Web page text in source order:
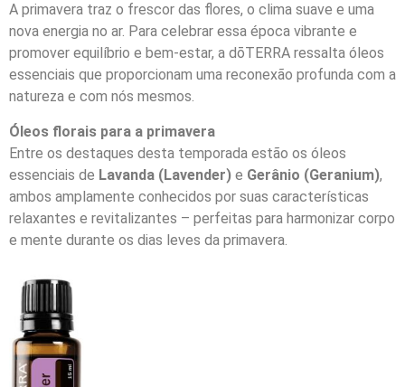
A primavera traz o frescor das flores, o clima suave e uma
nova energia no ar. Para celebrar essa época vibrante e
promover equilíbrio e bem-estar, a dōTERRA ressalta óleos
essenciais que proporcionam uma reconexão profunda com a
natureza e com nós mesmos.
Óleos florais para a primavera
Entre os destaques desta temporada estão os óleos
essenciais de Lavanda (Lavender) e Gerânio (Geranium),
ambos amplamente conhecidos por suas características
relaxantes e revitalizantes – perfeitas para harmonizar corpo
e mente durante os dias leves da primavera.